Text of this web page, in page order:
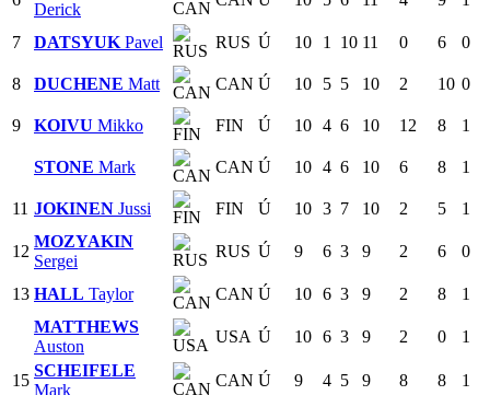
Derick
7 DATSYUK Pavel RUS Ú 10 1 10 11 0 6 0
8 DUCHENE Matt CAN Ú 10 5 5 10 2 10 0
9 KOIVU Mikko FIN Ú 10 4 6 10 12 8 1
STONE Mark CAN Ú 10 4 6 10 6 8 1
11 JOKINEN Jussi FIN Ú 10 3 7 10 2 5 1
12
MOZYAKIN
Sergei
RUS Ú 9 6 3 9 2 6 0
13 HALL Taylor CAN Ú 10 6 3 9 2 8
1
MATTHEWS
Auston
USA Ú 10 6 3 9 2 0 1
15
SCHEIFELE
Mark
CAN Ú 9 4 5 9 8 8 1